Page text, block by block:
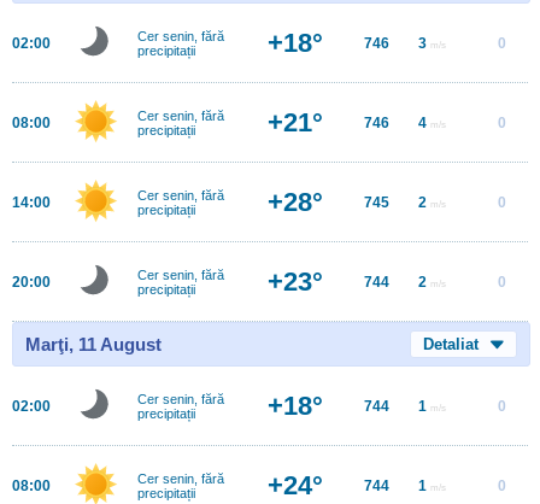
02:00
Cer senin, fără
precipitații
+18° 746 3 m/s 0
08:00
Cer senin, fără
precipitații
+21° 746 4 m/s 0
14:00
Cer senin, fără
precipitații
+28° 745 2 m/s 0
20:00
Cer senin, fără
precipitații
+23° 744 2 m/s 0
Marţi, 11 August Detaliat
02:00
Cer senin, fără
precipitații
+18° 744 1 m/s 0
08:00
Cer senin, fără
precipitații
+24° 744 1 m/s 0